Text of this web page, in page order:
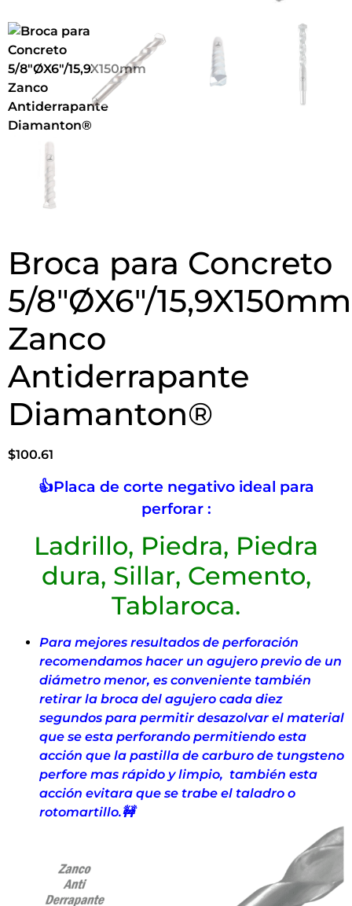
Broca para Concreto
5/8″ØX6″/15,9X150mm
Zanco
Antiderrapante
Diamanton®
$100.61
👍Placa de corte negativo ideal para
perforar :
Ladrillo, Piedra, Piedra
dura, Sillar, Cemento,
Tablaroca.
Para mejores resultados de perforación
recomendamos hacer un agujero previo de un
diámetro menor, es conveniente también
retirar la broca del agujero cada diez
segundos para permitir desazolvar el material
que se esta perforando permitiendo esta
acción que la pastilla de carburo de tungsteno
perfore mas rápido y limpio, también esta
acción evitara que se trabe el taladro o
rotomartillo.🚧